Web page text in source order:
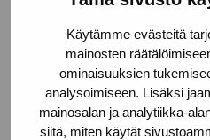
Käytämme evästeitä
mainosten
ominaisuuksien
analysoimiseen. Lisäksi
mainosalan ja analytiikka-
siitä, miten käytät
Stiftelsen Pro
Gustav Wasas gata 11
10600 Ekenäs
proartibus@proartibus.fi